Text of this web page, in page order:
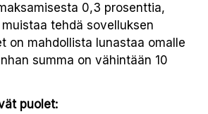
0,3 prosenttia,
tehdä sovelluksen
on mahdollista lunastaa omalle
summa on vähintään 10
puolet: